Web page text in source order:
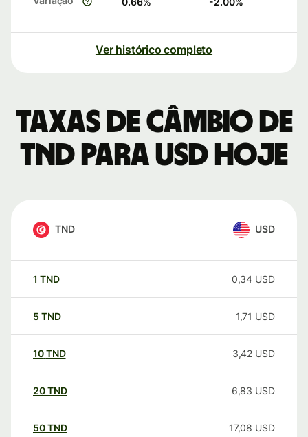
Ver histórico completo
Taxas de câmbio de
TND para USD hoje
TND USD
1 TND 0,34 USD
5 TND 1,71 USD
10TND 3,42 USD
20TND 6,83 USD
50TND 17,08 USD